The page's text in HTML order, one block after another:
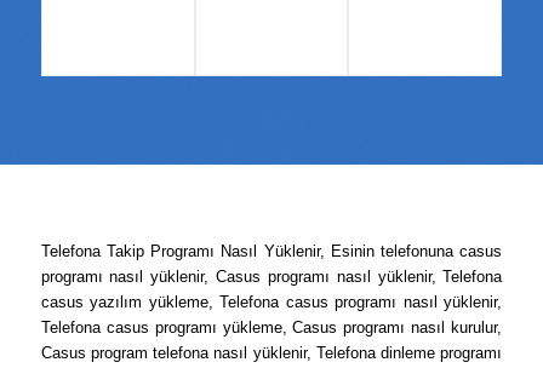
Telefona Takip Programı Nasıl Yüklenir, Esinin telefonuna casus
programı nasıl yüklenir, Casus programı nasıl yüklenir, Telefona
casus yazılım yükleme, Telefona casus programı nasıl yüklenir,
Telefona casus programı yükleme, Casus programı nasıl kurulur,
Casus program telefona nasıl yüklenir, Telefona dinleme programı